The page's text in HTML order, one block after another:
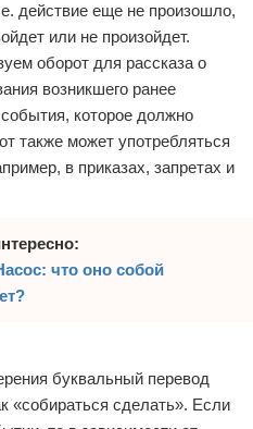
действие еще не произошло,
или не произойдет.
оборот для рассказа о
возникшего ранее
которое должно
также может употребляться
в приказах, запретах и
что оно собой
буквальный перевод
«собираться сделать». Если